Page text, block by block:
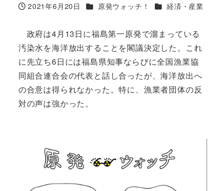
投稿日
2021年6月20日 カテゴリー
原発ウォッチ！ カテゴリー
経済・産業
政府は4月13日に福島第一原発で溜まっている
汚染水を海洋放出することを閣議決定した。これ
に先立ち6日には福島県知事ならびに全国漁業協
同組合連合会の代表と話し合ったが、海洋放出へ
の合意は得られなかった。特に、漁業者団体の反
対の声は強かった。